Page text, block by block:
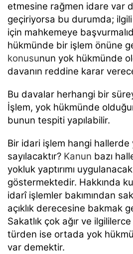
etmesine rağmen idare var
geçiriyorsa bu durumda;
için mahkemeye
hükmünde bir işlem önüne
konusunun yok hükmünde
davanın reddine karar
Bu davalar herhangi bir
İşlem, yok hükmünde
bunun tespiti yapılabilir.
Bir idari işlem hangi
sayılacaktır? Kanun bazı
yokluk yaptırımı
göstermektedir. Hakkında
idarî işlemler bakımından
açıklık derecesine bakmak
Sakatlık çok ağır ve
türden ise ortada yok
var demektir.